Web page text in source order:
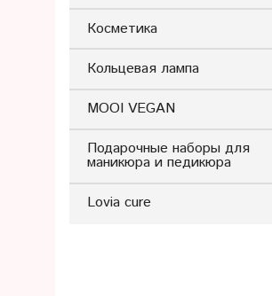
Косметика
Кольцевая лампа
MOOI VEGAN
Подарочные наборы для
маникюра и педикюра
Lovia cure